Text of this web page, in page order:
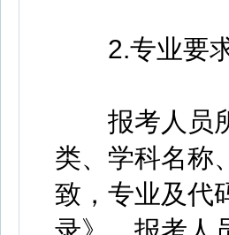
2.专业要
报考人员所
类、学科名称
致，专业及代